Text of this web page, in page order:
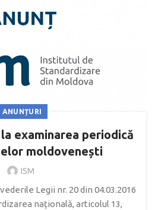
ANUNȚURI
examinarea periodică
moldovenești
ISM
Legii nr. 20 din 04.03.2016
națională, articolul 13,